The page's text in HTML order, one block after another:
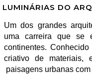
LUMINÁRIAS DO
Um dos grandes
uma carreira que se
continentes.
criativo de materiais,
paisagens urbanas